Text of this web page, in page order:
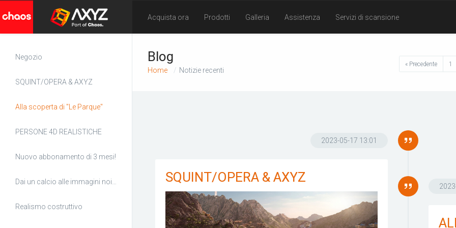
Acquista ora Prodotti Galleria Assistenza Servizi di scansione
Negozio
SQUINT/OPERA & AXYZ
Alla scoperta di "Le Parque"
PERSONE 4D REALISTICHE
Nuovo abbonamento di 3 mesi!
Realismo costruttivo
Blog
Home Notizie recenti
« Precedente 1
2023-05-17 13:01
SQUINT/OPERA & AXYZ